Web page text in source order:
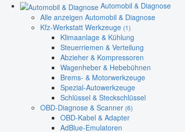
Automobil & Diagnose
Alle anzeigen Automobil & Diagnose
Kfz-Werkstatt Werkzeuge (1)
Klimaanlage & Kühlung
Steuerriemen & Verteilung
Abzieher & Kompressoren
Wagenheber & Hebebühnen
Brems- & Motorwerkzeuge
Spezial-Autowerkzeuge
Schlüssel & Steckschlüssel
OBD-Diagnose & Scanner (6)
OBD-Kabel & Adapter
AdBlue-Emulatoren